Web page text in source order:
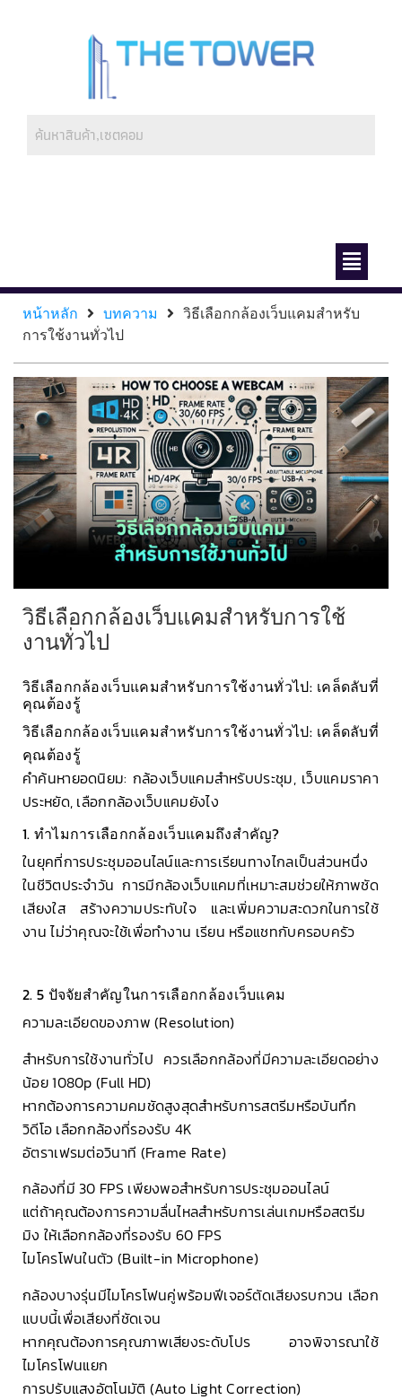
หน้าหลัก บทความ
วิธีเลือกกล้องเว็บแคมสำหรับ
การใช้งานทั่วไป
วิธีเลือกกล้องเว็บแคมสำหรับการใช้
งานทั่วไป
วิธีเลือกกล้องเว็บแคมสำหรับการใช้งานทั่วไป: เคล็ดลับที่
คุณต้องรู้
วิธีเลือกกล้องเว็บแคมสำหรับการใช้งานทั่วไป: เคล็ดลับที่
คุณต้องรู้
คำค้นหายอดนิยม: กล้องเว็บแคมสำหรับประชุม, เว็บแคมราคา
ประหยัด, เลือกกล้องเว็บแคมยังไง
1. ทำไมการเลือกกล้องเว็บแคมถึงสำคัญ?
ในยุคที่การประชุมออนไลน์และการเรียนทางไกลเป็นส่วนหนึ่ง
ในชีวิตประจำวัน การมีกล้องเว็บแคมที่เหมาะสมช่วยให้ภาพชัด
เสียงใส สร้างความประทับใจ และเพิ่มความสะดวกในการใช้
งาน ไม่ว่าคุณจะใช้เพื่อทำงาน เรียน หรือแชทกับครอบครัว
2. 5 ปัจจัยสำคัญในการเลือกกล้องเว็บแคม
ความละเอียดของภาพ (Resolution)
สำหรับการใช้งานทั่วไป ควรเลือกกล้องที่มีความละเอียดอย่าง
น้อย 1080p (Full HD)
หากต้องการความคมชัดสูงสุดสำหรับการสตรีมหรือบันทึก
วิดีโอ เลือกกล้องที่รองรับ 4K
อัตราเฟรมต่อวินาที (Frame Rate)
กล้องที่มี 30 FPS เพียงพอสำหรับการประชุมออนไลน์
แต่ถ้าคุณต้องการความลื่นไหลสำหรับการเล่นเกมหรือสตรีม
มิง ให้เลือกกล้องที่รองรับ 60 FPS
ไมโครโฟนในตัว (Built-in Microphone)
กล้องบางรุ่นมีไมโครโฟนคู่พร้อมฟีเจอร์ตัดเสียงรบกวน เลือก
แบบนี้เพื่อเสียงที่ชัดเจน
หากคุณต้องการคุณภาพเสียงระดับโปร อาจพิจารณาใช้
ไมโครโฟนแยก
การปรับแสงอัตโนมัติ (Auto Light Correction)